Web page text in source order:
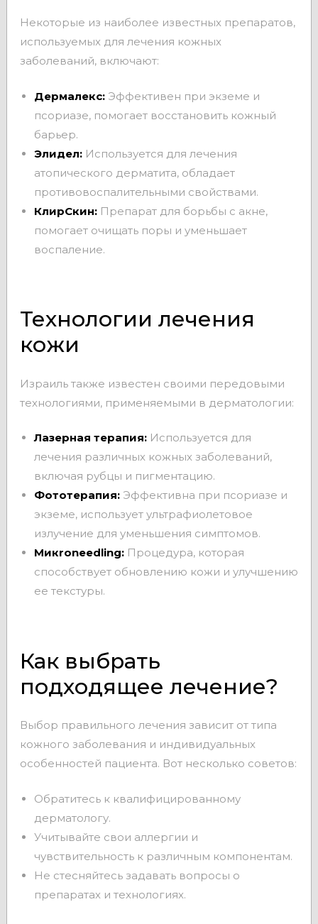
Некоторые из наиболее известных препаратов,
используемых для лечения кожных
заболеваний, включают:
Дермалекс:Эффективен при экземе и
псориазе, помогает восстановить кожный
барьер.
Элидел:Используется для лечения
атопического дерматита, обладает
противовоспалительными свойствами.
КлирСкин:Препарат для борьбы с акне,
помогает очищать поры и уменьшает
воспаление.
Технологии лечения
кожи
Израиль также известен своими передовыми
технологиями, применяемыми в дерматологии:
Лазерная терапия:Используется для
лечения различных кожных заболеваний,
включая рубцы и пигментацию.
Фототерапия:Эффективна при псориазе и
экземе, использует ультрафиолетовое
излучение для уменьшения симптомов.
Микroneedling:Процедура, которая
способствует обновлению кожи и улучшению
ее текстуры.
Как выбрать
подходящее лечение?
Выбор правильного лечения зависит от типа
кожного заболевания и индивидуальных
особенностей пациента. Вот несколько советов:
Обратитесь к квалифицированному
дерматологу.
Учитывайте свои аллергии и
чувствительность к различным компонентам.
Не стесняйтесь задавать вопросы о
препаратах и технологиях.